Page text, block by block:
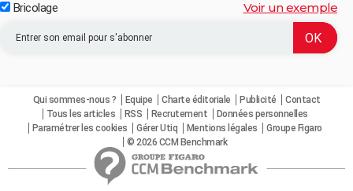
Bricolage Voir un exemple
Qui sommes-nous ? Equipe Charte éditoriale Publicité
Contact
Tous les articles
RSS Recrutement
Données personnelles
Paramétrer les cookies
Gérer Utiq Mentions légales
Groupe Figaro
© 2026 CCM Benchmark